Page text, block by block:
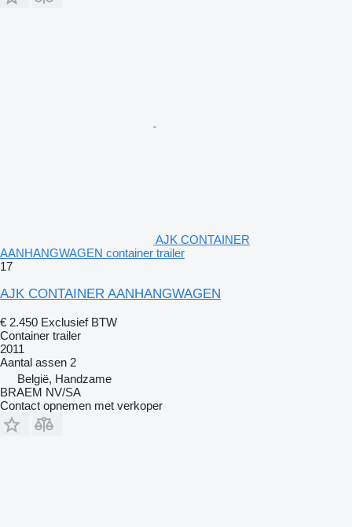
AJK CONTAINER
AANHANGWAGEN container trailer
17
AJK CONTAINER AANHANGWAGEN
€ 2.450 Exclusief BTW
Container trailer
2011
Aantal assen 2
België, Handzame
BRAEM NV/SA
Contact opnemen met verkoper